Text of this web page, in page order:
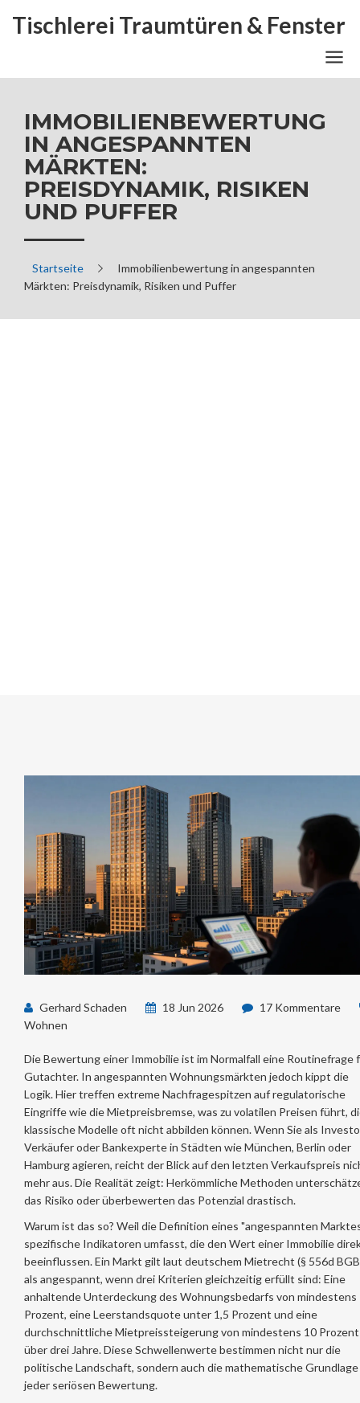
Tischlerei Traumtüren & Fenster
IMMOBILIENBEWERTUNG
IN ANGESPANNTEN
MÄRKTEN:
PREISDYNAMIK, RISIKEN
UND PUFFER
Startseite
Immobilienbewertung in angespannten
Märkten: Preisdynamik, Risiken und Puffer
Gerhard Schaden 18 Jun 2026
17 Kommentare
Wohnen
Die Bewertung einer Immobilie ist im Normalfall eine Routinefrage
Gutachter. In angespannten Wohnungsmärkten jedoch kippt die
Logik. Hier treffen extreme Nachfragespitzen auf regulatorische
Eingriffe wie dieMietpreisbremse, was zu volatilen Preisen führt,
klassische Modelle oft nicht abbilden können. Wenn Sie als
Verkäufer oder Bankexperte in Städten wie München, Berlin oder
Hamburg agieren, reicht der Blick auf den letzten Verkaufspreis
mehr aus. Die Realität zeigt: Herkömmliche Methoden
das Risiko oder überbewerten das Potenzial drastisch.
Warum ist das so? Weil die Definition eines "angespannten
spezifische Indikatoren umfasst, die den Wert einer Immobilie
beeinflussen. Ein Markt gilt laut deutschem Mietrecht (§ 556d
als angespannt, wenn drei Kriterien gleichzeitig erfüllt sind: Eine
anhaltende Unterdeckung des Wohnungsbedarfs von mindestens
Prozent, eine Leerstandsquote unter 1,5 Prozent und eine
durchschnittliche Mietpreissteigerung von mindestens 10 Prozent
über drei Jahre. Diese Schwellenwerte bestimmen nicht nur die
politische Landschaft, sondern auch die mathematische Grundlage
jeder seriösen Bewertung.